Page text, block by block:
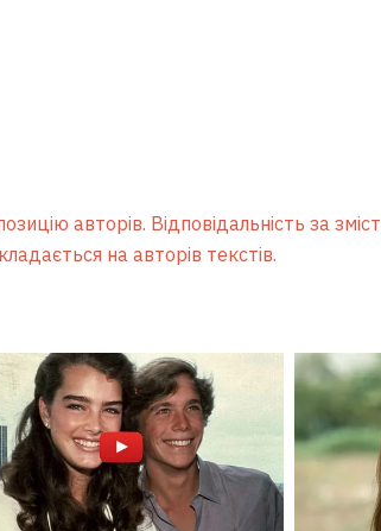
авторів. Відповідальність за зміст
на авторів текстів.